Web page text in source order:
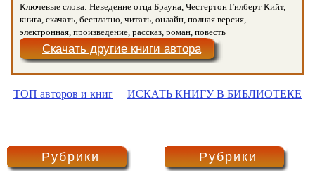
Ключевые слова: Неведение отца Брауна, Честертон Гилберт Кийт,
книга, скачать, бесплатно, читать, онлайн, полная версия,
электронная, произведение, рассказ, роман, повесть
Скачать другие книги автора
ТОП авторов и книг ИСКАТЬ КНИГУ В БИБЛИОТЕКЕ
Рубрики Рубрики